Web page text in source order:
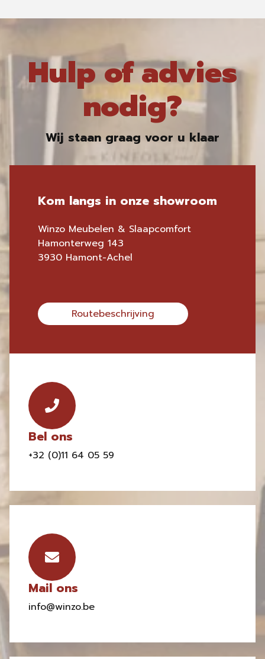
Hulp of advies
nodig?
Wij staan graag voor u klaar
Kom langs in onze showroom
Winzo Meubelen & Slaapcomfort
Hamonterweg 143
3930 Hamont-Achel
Routebeschrijving
Bel ons
+32 (0)11 64 05 59
Mail ons
info@winzo.be